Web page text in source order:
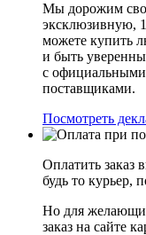
Мы дорожим
эксклюзивную,
можете купить
и быть
с
поставщиками.
Посмотреть
Оплатить заказ
будь то курьер,
Но для
заказ на сайте